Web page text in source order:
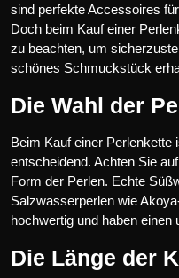
sind perfekte Accessoires
Doch beim Kauf einer
zu beachten, um
schönes Schmuckstück
Die Wahl der
Beim Kauf einer Perlenkette
entscheidend. Achten Sie
Form der Perlen. Echte
Salzwasserperlen wie
hochwertig und haben einen
Die Länge der